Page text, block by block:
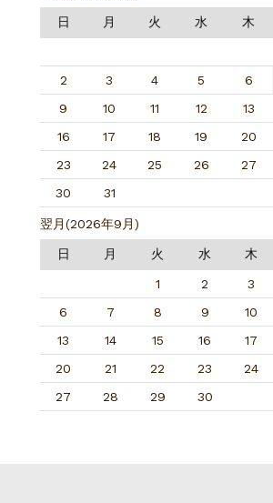
日 月 火 水 木
2
3 4 5 6
9
10 11 12 13
16
17 18 19 20
23
24 25 26 27
30
31
翌月(2026年9月)
日 月 火 水 木
1 2 3
6
7 8 9 10
13
14 15 16 17
20
21 22 23 24
27
28 29 30